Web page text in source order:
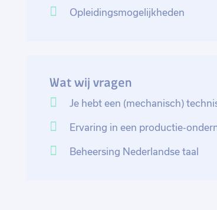
Opleidingsmogelijkheden
Wat wij vragen
Je hebt een (mechanisch)
Ervaring in een productie-
Beheersing Nederlandse taal